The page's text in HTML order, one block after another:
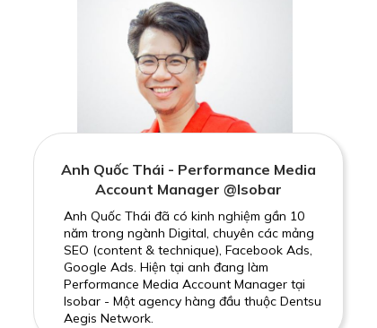
Anh Quốc Thái đã có kinh nghiệm gần 10
năm trong ngành Digital, chuyên các mảng
SEO (content & technique), Facebook Ads,
Google Ads. Hiện tại anh đang làm
Performance Media Account Manager tại
Isobar - Một agency hàng đầu thuộc Dentsu
Aegis Network.
Anh Quốc Thái - Performance Media
Account Manager @Isobar